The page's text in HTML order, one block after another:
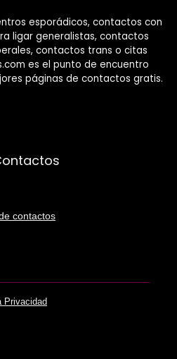
esporádicos, contactos con
ligar generalistas, contactos
contactos trans o citas
es el punto de encuentro
páginas de contactos gratis.
contactos
Privacidad